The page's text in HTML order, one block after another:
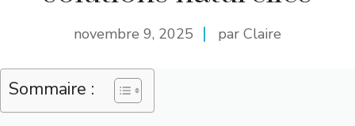
novembre 9, 2025 par Claire
Sommaire :